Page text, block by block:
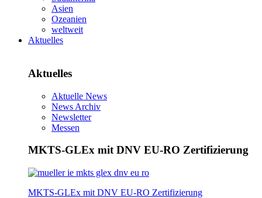
Asien
Ozeanien
weltweit
Aktuelles
Aktuelles
Aktuelle News
News Archiv
Newsletter
Messen
MKTS-GLEx mit DNV EU-RO Zertifizierung
MKTS-GLEx mit DNV EU-RO Zertifizierung